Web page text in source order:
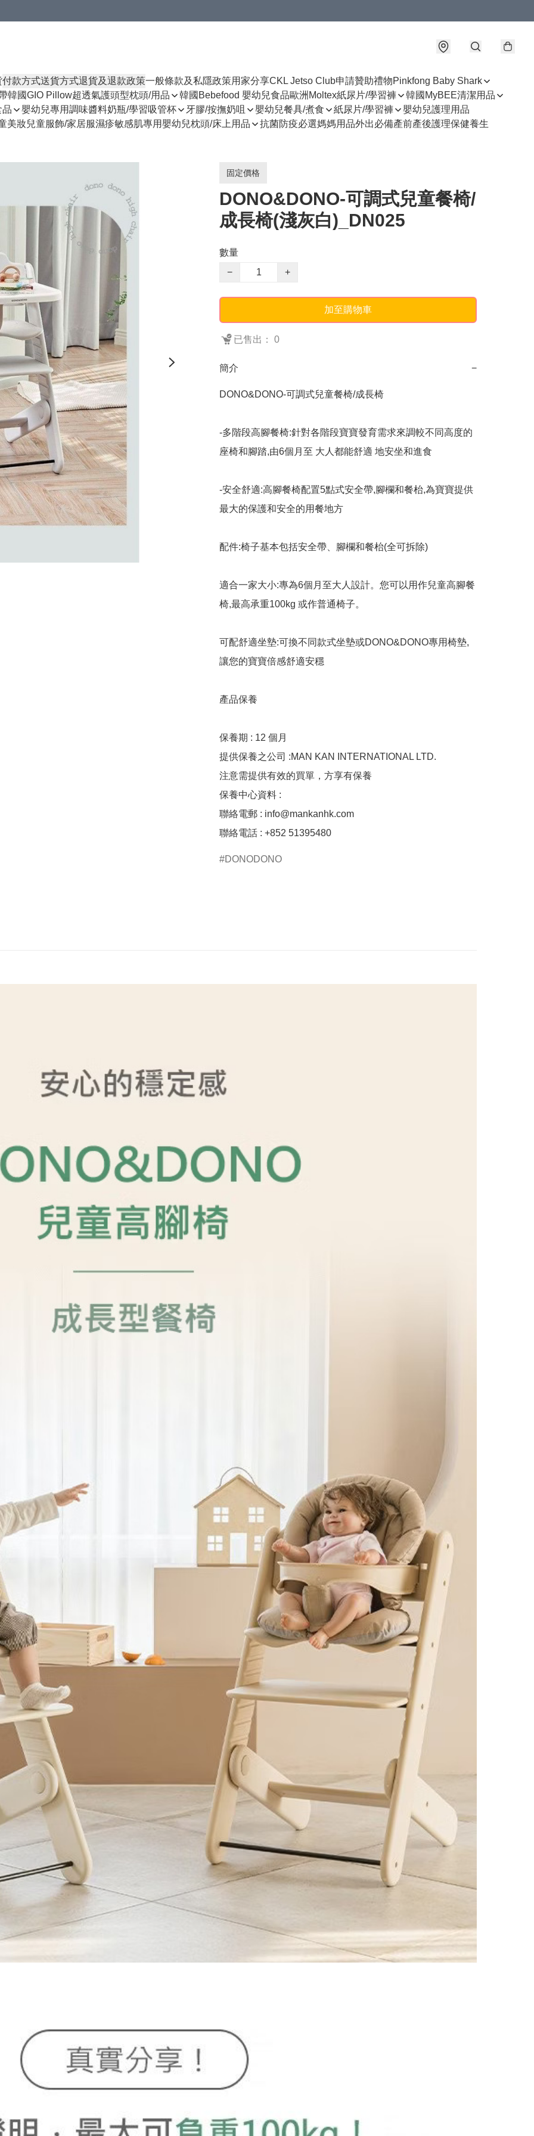
付款方式送貨方式退貨及退款政策一般條款及私隱政策用家分享CKL Jetso Club申請贊助禮物Pinkfong Baby Shark
韓國GIO Pillow超透氣護頭型枕頭/用品 韓國Bebefood 嬰幼兒食品歐洲Moltex紙尿片/學習褲
韓國MyBEE清潔用品
品
嬰幼兒專用調味醬料奶瓶/學習吸管杯 牙膠/按撫奶咀 嬰幼兒餐具/煮食 紙尿片/學習褲
嬰幼兒護理用品
美妝兒童服飾/家居服濕疹敏感肌專用嬰幼兒枕頭/床上用品 抗菌防疫必選媽媽用品外出必備產前產後護理保健養生
固定價格
DONO&DONO-可調式兒童餐椅/
成長椅(淺灰白)_DN025
數量
−
+
加至購物車
已售出： 0
簡介 −
DONO&DONO-可調式兒童餐椅/成長椅
-多階段高腳餐椅:針對各階段寶寶發育需求來調較不同高度的
座椅和腳踏,由6個月至 大人都能舒適 地安坐和進食
-安全舒適:高腳餐椅配置5點式安全帶,腳欄和餐枱,為寶寶提供
最大的保護和安全的用餐地方
配件:椅子基本包括安全帶、腳欄和餐枱(全可拆除)
適合一家大小:專為6個月至大人設計。您可以用作兒童高腳餐
椅,最高承重100kg 或作普通椅子。
可配舒適坐墊:可換不同款式坐墊或DONO&DONO專用椅墊,
讓您的寶寶倍感舒適安穩
產品保養
保養期 : 12 個月
提供保養之公司 :MAN KAN INTERNATIONAL LTD.
注意需提供有效的買單，方享有保養
保養中心資料 :
聯絡電郵 : info@mankanhk.com
聯絡電話 : +852 51395480
DONODONO